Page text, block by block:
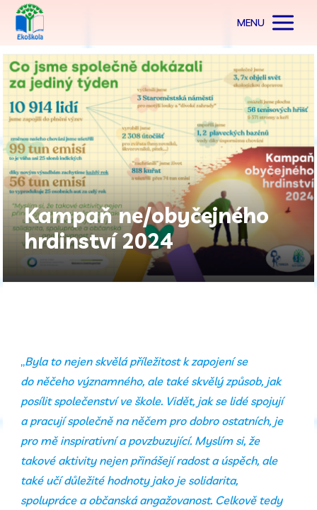
MENU
Kampaň ne/obyčejného
hrdinství 2024
„Byla to nejen skvělá příležitost k zapojení se
do něčeho významného, ale také skvělý způsob, jak
posílit společenství ve škole. Vidět, jak se lidé spojují
a pracují společně na něčem pro dobro ostatních, je
pro mě inspirativní a povzbuzující. Myslím si, že
takové aktivity nejen přinášejí radost a úspěch, ale
také učí důležité hodnoty jako je solidarita,
spolupráce a občanská angažovanost. Celkově tedy